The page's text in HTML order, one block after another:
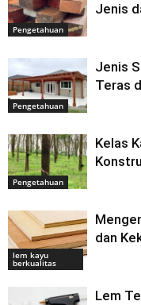
Pengetahuan
Jenis
Pengetahuan
Jenis
Teras
Pengetahuan
Kelas
lem kayu
berkualitas
dan
Lem